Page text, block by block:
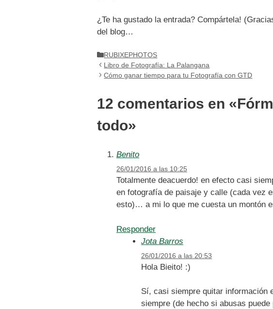
¿Te ha gustado la entrada? Compártela!
del blog…
Categorías
RUBIXEPHOTOS
Libro de Fotografía: La Palangana
Cómo ganar tiempo para tu Fotografía con GTD
12 comentarios en
todo»
Benito
26/01/2016 a las 10:25
Totalmente deacuerdo! en efecto casi
en fotografía de paisaje y calle (cada vez
esto)… a mi lo que me cuesta un montón
Responder
Jota Barros
26/01/2016 a las 20:53
Hola Bieito! :)
Sí, casi siempre quitar información
siempre (de hecho si abusas